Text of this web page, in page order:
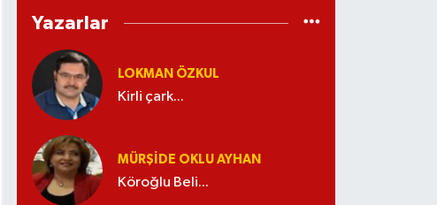
Yazarlar
LOKMAN ÖZKUL
Kirli çark...
MÜRŞIDE OKLU AYHAN
Köroğlu Beli...